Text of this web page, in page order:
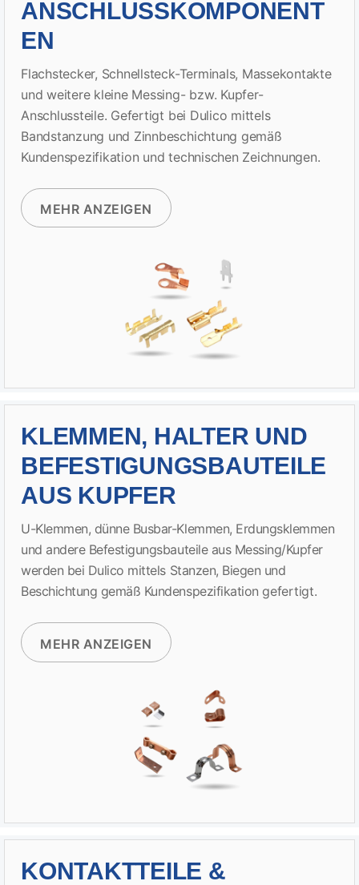
ANSCHLUSSKOMPONENT
EN
Flachstecker, Schnellsteck-Terminals, Massekontakte
und weitere kleine Messing- bzw. Kupfer-
Anschlussteile. Gefertigt bei Dulico mittels
Bandstanzung und Zinnbeschichtung gemäß
Kundenspezifikation und technischen Zeichnungen.
MEHR ANZEIGEN
KLEMMEN, HALTER UND
BEFESTIGUNGSBAUTEILE
AUS KUPFER
U-Klemmen, dünne Busbar-Klemmen, Erdungsklemmen
und andere Befestigungsbauteile aus Messing/Kupfer
werden bei Dulico mittels Stanzen, Biegen und
Beschichtung gemäß Kundenspezifikation gefertigt.
MEHR ANZEIGEN
KONTAKTTEILE &